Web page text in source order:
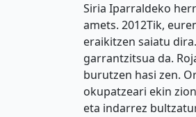
Siria Iparraldeko
amets. 2012Tik,
eraikitzen saiatu
garrantzitsua da.
burutzen hasi zen.
okupatzeari ekin
eta indarrez